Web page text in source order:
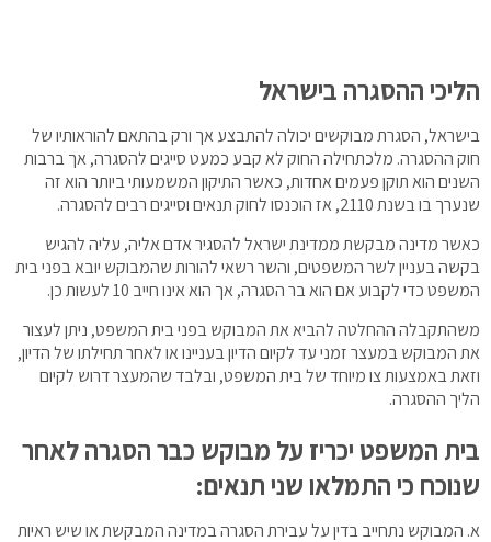
הליכי ההסגרה בישראל
בישראל, הסגרת מבוקשים יכולה להתבצע אך ורק בהתאם להוראותיו של
חוק ההסגרה. מלכתחילה החוק לא קבע כמעט סייגים להסגרה, אך ברבות
השנים הוא תוקן פעמים אחדות, כאשר התיקון המשמעותי ביותר הוא זה
שנערך בו בשנת 2110, אז הוכנסו לחוק תנאים וסייגים רבים להסגרה.
כאשר מדינה מבקשת ממדינת ישראל להסגיר אדם אליה, עליה להגיש
בקשה בעניין לשר המשפטים, והשר רשאי להורות שהמבוקש יובא בפני בית
המשפט כדי לקבוע אם הוא בר הסגרה, אך הוא אינו חייב 10 לעשות כן.
משהתקבלה ההחלטה להביא את המבוקש בפני בית המשפט, ניתן לעצור
את המבוקש במעצר זמני עד לקיום הדיון בעניינו או לאחר תחילתו של הדיון,
וזאת באמצעות צו מיוחד של בית המשפט, ובלבד שהמעצר דרוש לקיום
הליך ההסגרה.
בית המשפט יכריז על מבוקש כבר הסגרה לאחר
שנוכח כי התמלאו שני תנאים:
א. המבוקש נתחייב בדין על עבירת הסגרה במדינה המבקשת או שיש ראיות